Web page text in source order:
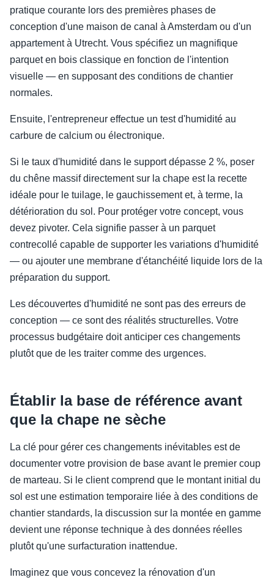
pratique courante lors des premières phases de
conception d'une maison de canal à Amsterdam ou d'un
appartement à Utrecht. Vous spécifiez un magnifique
parquet en bois classique en fonction de l'intention
visuelle — en supposant des conditions de chantier
normales.
Ensuite, l'entrepreneur effectue un test d'humidité au
carbure de calcium ou électronique.
Si le taux d'humidité dans le support dépasse 2 %, poser
du chêne massif directement sur la chape est la recette
idéale pour le tuilage, le gauchissement et, à terme, la
détérioration du sol. Pour protéger votre concept, vous
devez pivoter. Cela signifie passer à un parquet
contrecollé capable de supporter les variations d'humidité
— ou ajouter une membrane d'étanchéité liquide lors de la
préparation du support.
Les découvertes d'humidité ne sont pas des erreurs de
conception — ce sont des réalités structurelles. Votre
processus budgétaire doit anticiper ces changements
plutôt que de les traiter comme des urgences.
Établir la base de référence avant
que la chape ne sèche
La clé pour gérer ces changements inévitables est de
documenter votre provision de base avant le premier coup
de marteau. Si le client comprend que le montant initial du
sol est une estimation temporaire liée à des conditions de
chantier standards, la discussion sur la montée en gamme
devient une réponse technique à des données réelles
plutôt qu'une surfacturation inattendue.
Imaginez que vous concevez la rénovation d'un